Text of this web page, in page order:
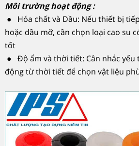
Môi trường hoạt động :
● Hóa chất và Dầu: Nếu thiết bị
hoặc dầu mỡ, cần chọn loại cao su
tốt
● Độ ẩm và thời tiết: Cân nhắc yếu
động từ thời tiết để chọn vật liệu